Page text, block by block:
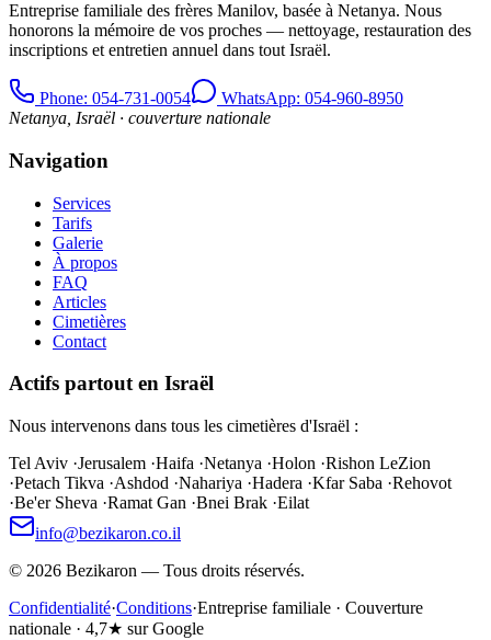
Entreprise familiale des frères Manilov, basée à Netanya. Nous
honorons la mémoire de vos proches — nettoyage, restauration des
inscriptions et entretien annuel dans tout Israël.
Phone: 054-731-0054
WhatsApp: 054-960-8950
Netanya, Israël · couverture nationale
Navigation
Services
Tarifs
Galerie
À propos
FAQ
Articles
Cimetières
Contact
Actifs partout en Israël
Nous intervenons dans tous les cimetières d'Israël :
Tel Aviv ·Jerusalem ·Haifa ·Netanya ·Holon ·Rishon LeZion
·Petach Tikva ·Ashdod ·Nahariya ·Hadera ·Kfar Saba ·Rehovot
·Be'er Sheva ·Ramat Gan ·Bnei Brak ·Eilat
info@bezikaron.co.il
© 2026 Bezikaron — Tous droits réservés.
Confidentialité·Conditions·Entreprise familiale · Couverture
nationale · 4,7★ sur Google